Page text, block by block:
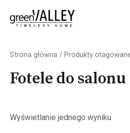
content
Strona główna / Produkty
Fotele do salonu
Wyświetlanie jednego wyniku